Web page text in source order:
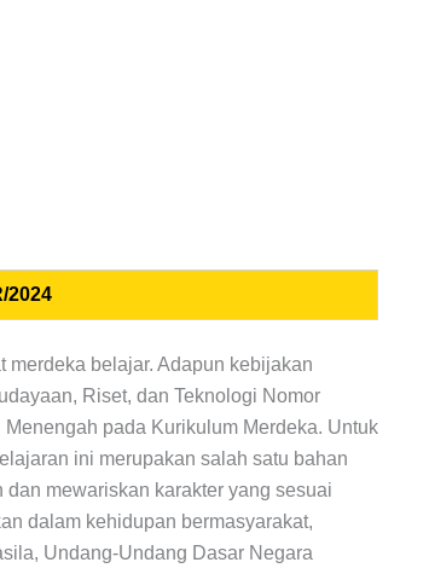
2024
belajar. Adapun kebijakan
Riset, dan Teknologi Nomor
pada Kurikulum Merdeka. Untuk
ini merupakan salah satu bahan
mewariskan karakter yang sesuai
dalam kehidupan bermasyarakat,
Undang-Undang Dasar Negara